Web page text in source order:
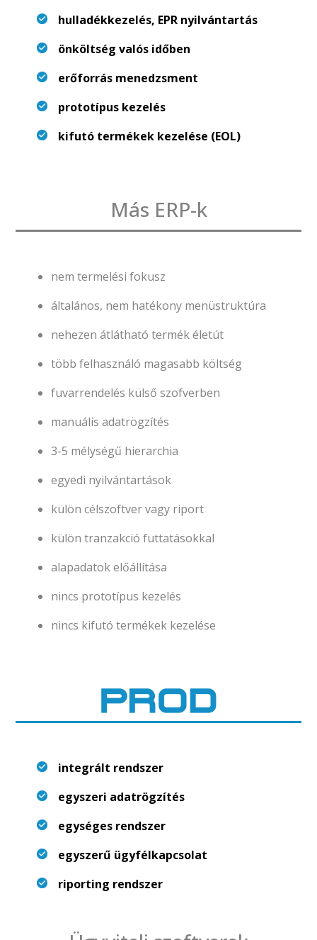
hulladékkezelés, EPR nyilvántartás
önköltség valós időben
erőforrás menedzsment
prototípus kezelés
kifutó termékek kezelése (EOL)
Más ERP-k
nem termelési fokusz
általános, nem hatékony menüstruktúra
nehezen átlátható termék életút
több felhasználó magasabb költség
fuvarrendelés külső szofverben
manuális adatrögzítés
3-5 mélységű hierarchia
egyedi nyilvántartások
külön célszoftver vagy riport
külön tranzakció futtatásokkal
alapadatok előállítása
nincs prototípus kezelés
nincs kifutó termékek kezelése
integrált rendszer
egyszeri adatrögzítés
egységes rendszer
egyszerű ügyfélkapcsolat
riporting rendszer